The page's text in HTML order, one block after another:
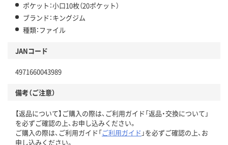
ポケット：小口10枚（20ポケット）
ブランド：キングジム
種類：ファイル
JANコード
4971660043989
備考（ご注意）
【返品について】ご購入の際は、ご利用ガイド「返品・交換について」
を必ずご確認の上、お申し込みください。
ご購入の際は、ご利用ガイド「ご利用ガイド 」を必ずご確認の上、お
申し込みください。